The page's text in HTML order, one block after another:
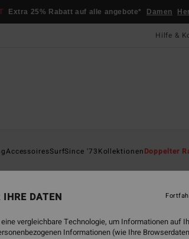
Extra 25% Rabatt auf alle angebote* Damen
Hilfe &
AccessoiresSurfSince '73KollektionenDoppelter
DATEN
vergleichbare Technologie, um Informationen auf
Informationen (wie Ihre